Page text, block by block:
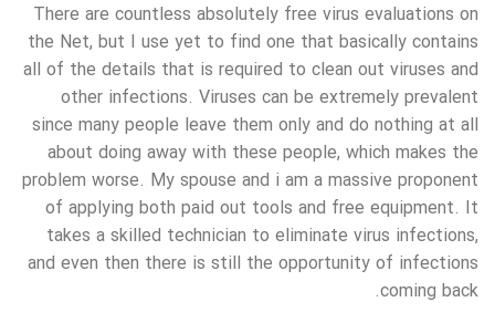
There are countless absolutely free virus evaluations on
the Net, but I use yet to find one that basically contains
all of the details that is required to clean out viruses and
other infections. Viruses can be extremely prevalent
since many people leave them only and do nothing at all
about doing away with these people, which makes the
problem worse. My spouse and i am a massive proponent
of applying both paid out tools and free equipment. It
takes a skilled technician to eliminate virus infections,
and even then there is still the opportunity of infections
coming back.